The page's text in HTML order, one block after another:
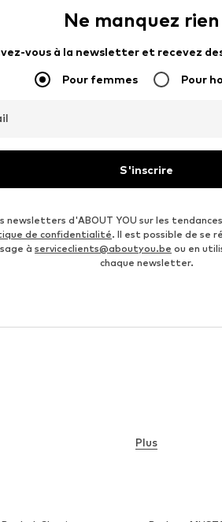
Ne manquez rien
vous à la newsletter et recevez
Pour femmes Pour
S'inscrire
newsletters d'ABOUT YOU sur les
de confidentialité. Il est possible de se
à serviceclients@aboutyou.be ou en
chaque newsletter.
Plus